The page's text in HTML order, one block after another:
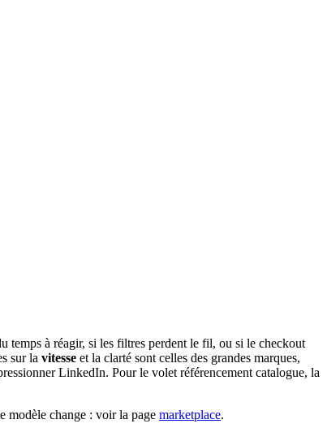
temps à réagir, si les filtres perdent le fil, ou si le checkout
sur la vitesse et la clarté sont celles des grandes marques,
LinkedIn. Pour le volet référencement catalogue, la
modèle change : voir la page marketplace.